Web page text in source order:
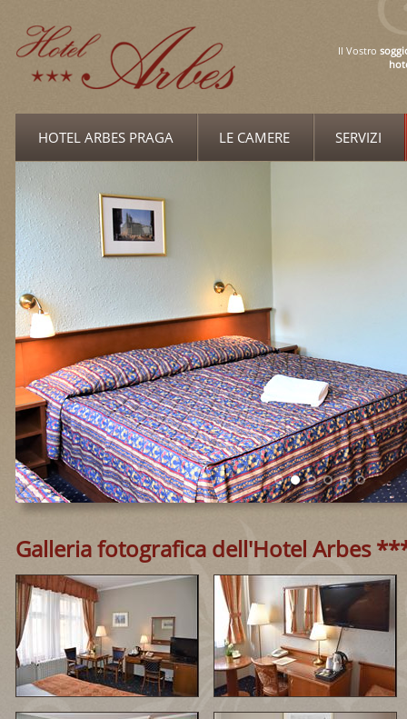
Il Vostro
HOTEL ARBES PRAGA LE CAMERE SERVIZI
Galleria fotografica dell'Hotel Arbes